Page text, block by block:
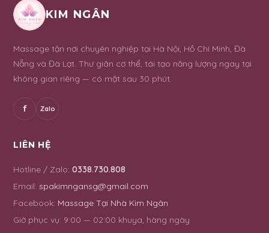
KIM NGÂN
Massage tận nơi chuyên nghiệp tại Hà Nội, Hồ Chí Minh, Đà
Nẵng và Đà Lạt. Thư giãn cơ thể, tái tạo năng lượng ngay tại
không gian riêng — có mặt sau 30 phút.
f Zalo
LIÊN HỆ
Hotline / Zalo: 0338.730.808
Email: spakimngansg@gmail.com
Facebook: Massage Tại Nhà Kim Ngân
Giờ phục vụ: 9:00 — 02:00 khuya, hàng ngày